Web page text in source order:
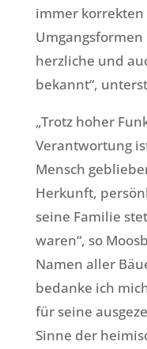
immer
herzliche und
bekannt“,
„Trotz hoher
Verantwortung
Mensch
Herkunft,
seine Familie
waren“, so
Namen aller
bedanke ich
für seine
Sinne der